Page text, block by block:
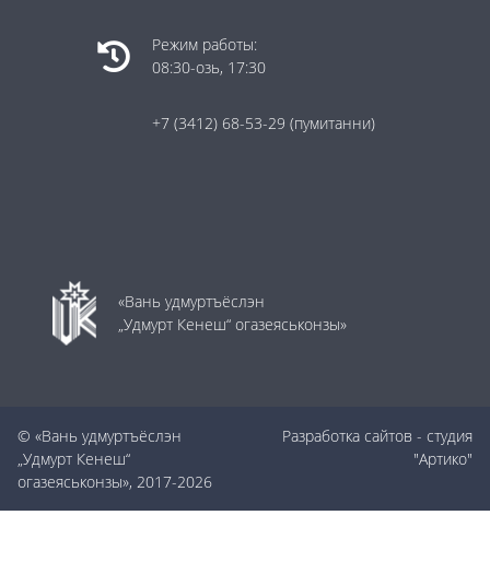
Режим работы:
08:30-озь, 17:30
+7 (3412) 68-53-29 (пумитанни)
«Вань удмуртъёслэн
„Удмурт Кенеш“ огазеяськонзы»
© «Вань удмуртъёслэн
„Удмурт Кенеш“
огазеяськонзы», 2017-2026
Разработка сайтов - студия
"Артико"